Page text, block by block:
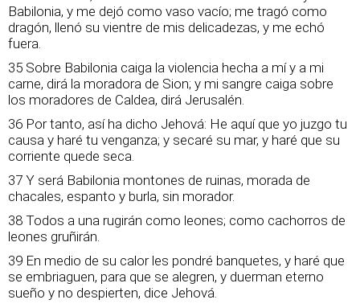
Babilonia, y me dejó como vaso vacío; me tragó como
dragón, llenó su vientre de mis delicadezas, y me echó
fuera.
35 Sobre Babilonia caiga la violencia hecha a mí y a mi
carne, dirá la moradora de Sion; y mi sangre caiga sobre
los moradores de Caldea, dirá Jerusalén.
36 Por tanto, así ha dicho Jehová: He aquí que yo juzgo tu
causa y haré tu venganza; y secaré su mar, y haré que su
corriente quede seca.
37 Y será Babilonia montones de ruinas, morada de
chacales, espanto y burla, sin morador.
38 Todos a una rugirán como leones; como cachorros de
leones gruñirán.
39 En medio de su calor les pondré banquetes, y haré que
se embriaguen, para que se alegren, y duerman eterno
sueño y no despierten, dice Jehová.